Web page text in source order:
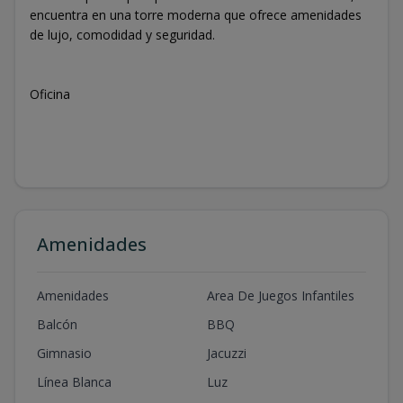
encuentra en una torre moderna que ofrece amenidades
de lujo, comodidad y seguridad.
Oficina
Amenidades
Amenidades
Area De Juegos Infantiles
Balcón
BBQ
Gimnasio
Jacuzzi
Línea Blanca
Luz